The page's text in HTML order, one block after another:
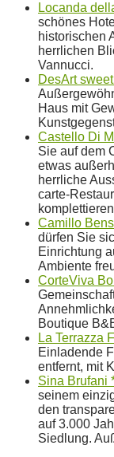
Locanda
schönes
historischen
herrlichen
Vannucci.
DesArt
Haus mit
Castello Di
Sie auf dem
etwas
herrliche
carte-
Camillo
dürfen Sie
Einrichtung
Ambiente
CorteViva
Boutique
La Terrazza
Einladende
entfernt, mit
Sina Brufani
seinem
den
auf 3.000
Siedlung.